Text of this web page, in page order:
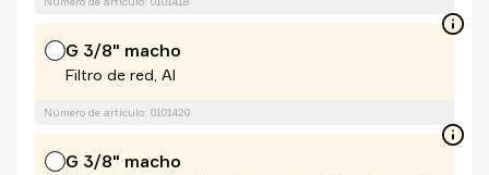
G 3/8" macho
Filtro de red, Al
Número de artículo: 0101420
G 3/8" macho